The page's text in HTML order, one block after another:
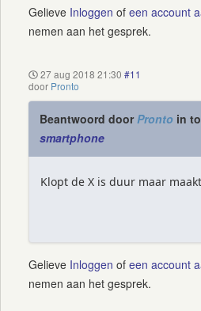
Gelieve Inloggen of een account
nemen aan het gesprek.
27 aug 2018 21:30 #11
door Pronto
Beantwoord doorPronto in
smartphone
Klopt de X is duur maar
Gelieve Inloggen of een account
nemen aan het gesprek.